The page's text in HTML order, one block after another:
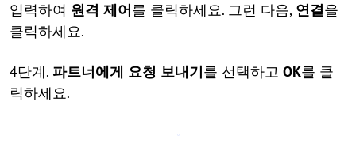
입력하여 원격 제어를 클릭하세요. 그런 다음, 연결을
클릭하세요.
4단계. 파트너에게 요청 보내기를 선택하고 OK를 클
릭하세요.